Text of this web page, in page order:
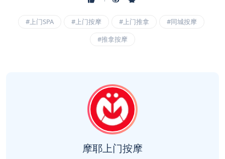
#上门SPA #上门按摩 #上门推拿
#同城按摩
#推拿按摩
摩耶上门按摩